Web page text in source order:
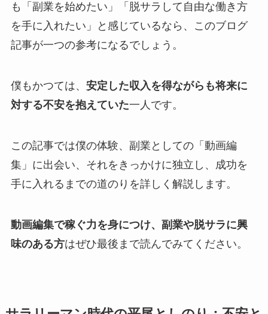
も「副業を始めたい」「脱サラして自由な働き方
を手に入れたい」と感じているなら、このブログ
記事が一つの参考になるでしょう。
僕もかつては、 安定した収入を得ながらも将来に
対する不安を抱えていた一人です。
この記事では僕の体験、副業としての「動画編
集」に出会い、それをきっかけに独立し、成功を
手に入れるまでの道のりを詳しく解説します。
動画編集で稼ぐ力を身につけ、副業や脱サラに興
味のある方はぜひ最後まで読んでみてください。